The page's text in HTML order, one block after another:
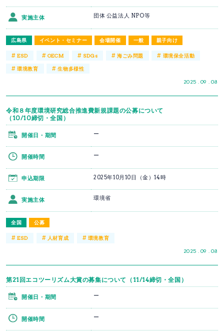
広島県 イベント・セミナー 会場開催 一般 親子向け
2025 . 09 . 08
実施主体 団体 公益法人 NPO等
#ESD # OECM # SDGs # 海ごみ問題 # 環境保全活動
#環境教育 #生物多様性
令和８年度環境研究総合推進費新規課題の公募について
（10/10締切・全国）
全国 公募
2025 . 09 . 08
開催日・期間 ー
開催時間 ー
申込期限 2025年10月10日（金）14時
実施主体 環境省
#ESD # 人材育成 # 環境教育
第21回エコツーリズム大賞の募集について（11/14締切・全国）
開催日・期間 ー
開催時間 ー